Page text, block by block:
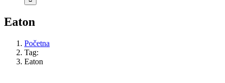
Eaton
Početna
Tag:
Eaton